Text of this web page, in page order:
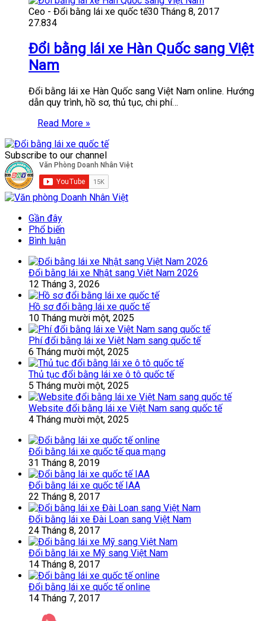
Ceo - Đổi bằng lái xe quốc tế30 Tháng 8, 2017
27.834
Đổi bằng lái xe Hàn Quốc sang Việt
Nam
Đổi bằng lái xe Hàn Quốc sang Việt Nam online. Hướng
dẫn quy trình, hồ sơ, thủ tục, chi phí…
Read More »
Subscribe to our channel
Gần đây
Phổ biến
Bình luận
Đổi bằng lái xe Nhật sang Việt Nam 2026
12 Tháng 3, 2026
Hồ sơ đổi bằng lái xe quốc tế
10 Tháng mười một, 2025
Phí đổi bằng lái xe Việt Nam sang quốc tế
6 Tháng mười một, 2025
Thủ tục đổi bằng lái xe ô tô quốc tế
5 Tháng mười một, 2025
Website đổi bằng lái xe Việt Nam sang quốc tế
4 Tháng mười một, 2025
Đổi bằng lái xe quốc tế qua mạng
31 Tháng 8, 2019
Đổi bằng lái xe quốc tế IAA
22 Tháng 8, 2017
Đổi bằng lái xe Đài Loan sang Việt Nam
24 Tháng 8, 2017
Đổi bằng lái xe Mỹ sang Việt Nam
14 Tháng 8, 2017
Đổi bằng lái xe quốc tế online
14 Tháng 7, 2017